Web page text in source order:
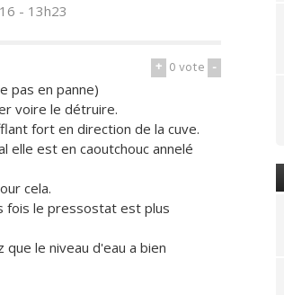
- 13h23
+ 0vote -
pas en panne)
voire le détruire.
fort en direction de la cuve.
elle est en caoutchouc annelé
cela.
fois le pressostat est plus
le niveau d'eau a bien